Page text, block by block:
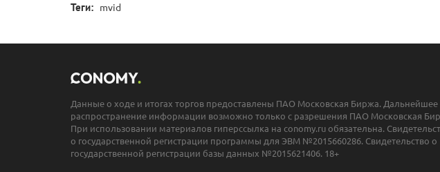
Теги: mvid
Данные о ходе и итогах торгов предоставлены ПАО Московская Биржа. Дальнейшее
распространение информации возможно только с разрешения ПАО Московская
При использовании материалов гиперссылка на conomy.ru обязательна.
о государственной регистрации программы для ЭВМ №2015660286. Свидетельство о
государственной регистрации базы данных №2015621406. 18+